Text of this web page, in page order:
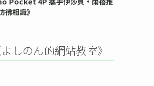
彿相識》
しのん的網站教室》